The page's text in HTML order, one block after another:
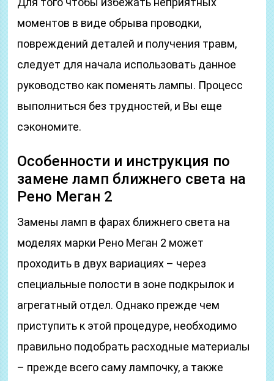
моментов в виде обрыва проводки,
повреждений деталей и получения травм,
следует для начала использовать данное
руководство как поменять лампы. Процесс
выполниться без трудностей, и Вы еще
сэкономите.
Особенности и инструкция по
замене ламп ближнего света на
Рено Меган 2
Замены ламп в фарах ближнего света на
моделях марки Рено Меган 2 может
проходить в двух вариациях – через
специальные полости в зоне подкрылок и
агрегатный отдел. Однако прежде чем
приступить к этой процедуре, необходимо
правильно подобрать расходные материалы
– прежде всего саму лампочку, а также